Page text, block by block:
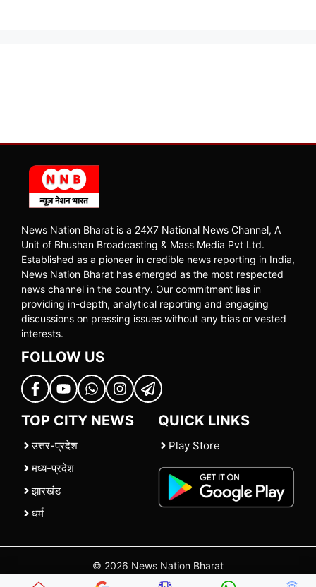
News Nation Bharat is a 24X7 National News Channel, A
Unit of Bhushan Broadcasting & Mass Media Pvt Ltd.
Established as a pioneer in credible news reporting in India,
News Nation Bharat has emerged as the most respected
news channel in the country. Our commitment lies in
providing in-depth, analytical reporting and engaging
discussions on pressing issues without any bias or vested
interests.
FOLLOW US
TOP CITY NEWS
उत्तर-प्रदेश
मध्य-प्रदेश
झारखंड
धर्म
QUICK LINKS
Play Store
© 2026 News Nation Bharat
| |Contact Us |Policies Terms and Conditions